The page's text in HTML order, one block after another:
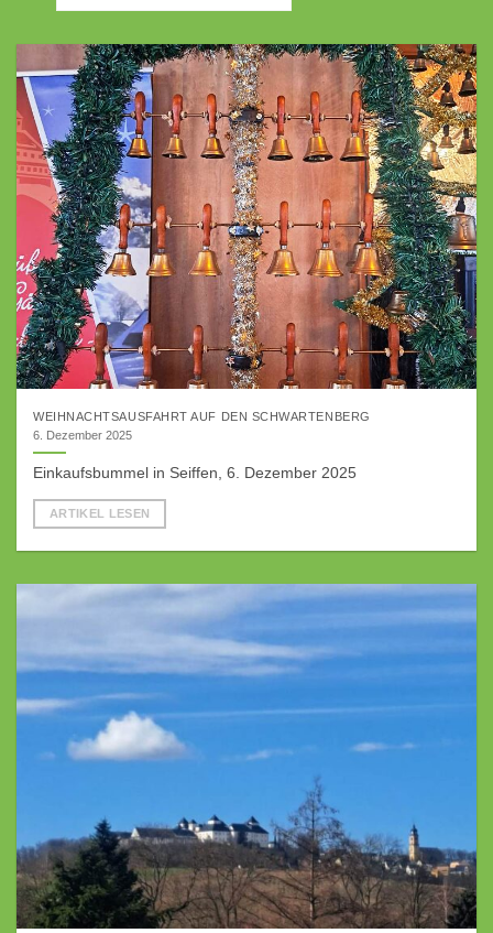
WEIHNACHTSAUSFAHRT AUF DEN SCHWARTENBERG
6. Dezember 2025
Einkaufsbummel in Seiffen, 6. Dezember 2025
ARTIKEL LESEN